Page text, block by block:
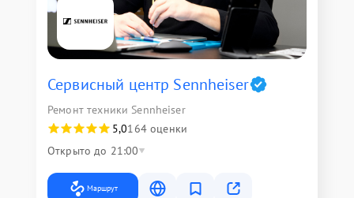
Сервисный центр Sennheiser
Ремонт техники Sennheiser
5,0164 оценки
Открыто до 21:00
Маршрут